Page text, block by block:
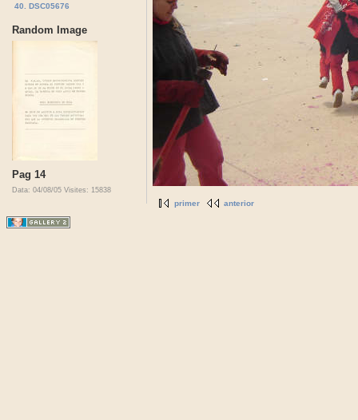
40. DSC05676
Random Image
Pag 14
Data: 04/08/05 Visites: 15838
primer anterior